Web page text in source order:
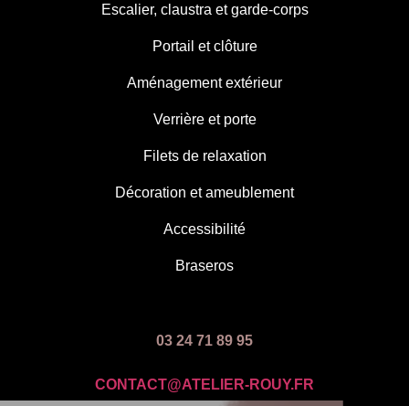
Escalier, claustra et garde-corps
Portail et clôture
Aménagement extérieur
Verrière et porte
Filets de relaxation
Décoration et ameublement
Accessibilité
Braseros
03 24 71 89 95
CONTACT@ATELIER-ROUY.FR